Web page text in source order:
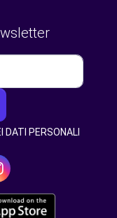
DATI PERSONALI